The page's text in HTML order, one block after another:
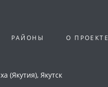
РАЙОНЫ О ПРОЕКТЕ
(Якутия), Якутск